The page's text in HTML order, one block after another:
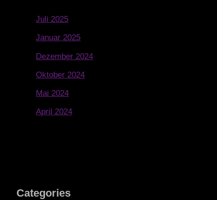
Juli 2025
Januar 2025
Dezember 2024
Oktober 2024
Mai 2024
April 2024
Categories